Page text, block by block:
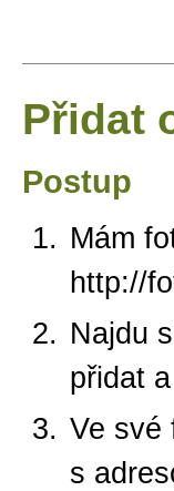
Přidat
Postup
Mám
http://
Najdu
přidat
Ve své
s